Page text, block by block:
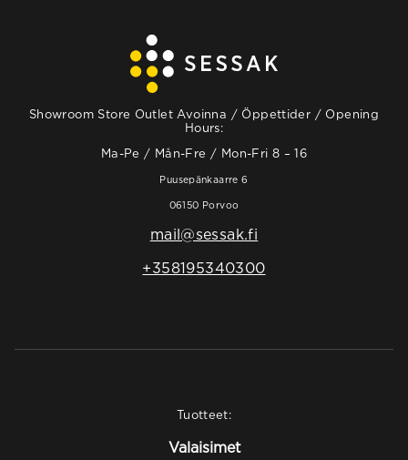
Showroom Store Outlet Avoinna / Öppettider / Opening
Hours:
Ma-Pe / Mån-Fre / Mon-Fri 8 – 16
Puusepänkaarre 6
06150 Porvoo
mail@sessak.fi
+358195340300
Tuotteet:
Valaisimet